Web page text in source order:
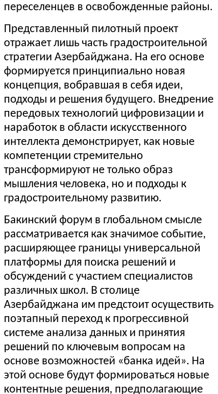
переселенцев в освобожденные районы.
Представленный пилотный проект
отражает лишь часть градостроительной
стратегии Азербайджана. На его основе
формируется принципиально новая
концепция, вобравшая в себя идеи,
подходы и решения будущего. Внедрение
передовых технологий цифровизации и
наработок в области искусственного
интеллекта демонстрирует, как новые
компетенции стремительно
трансформируют не только образ
мышления человека, но и подходы к
градостроительному развитию.
Бакинский форум в глобальном смысле
рассматривается как значимое событие,
расширяющее границы универсальной
платформы для поиска решений и
обсуждений с участием специалистов
различных школ. В столице
Азербайджана им предстоит осуществить
поэтапный переход к прогрессивной
системе анализа данных и принятия
решений по ключевым вопросам на
основе возможностей «банка идей». На
этой основе будут формироваться новые
контентные решения, предполагающие